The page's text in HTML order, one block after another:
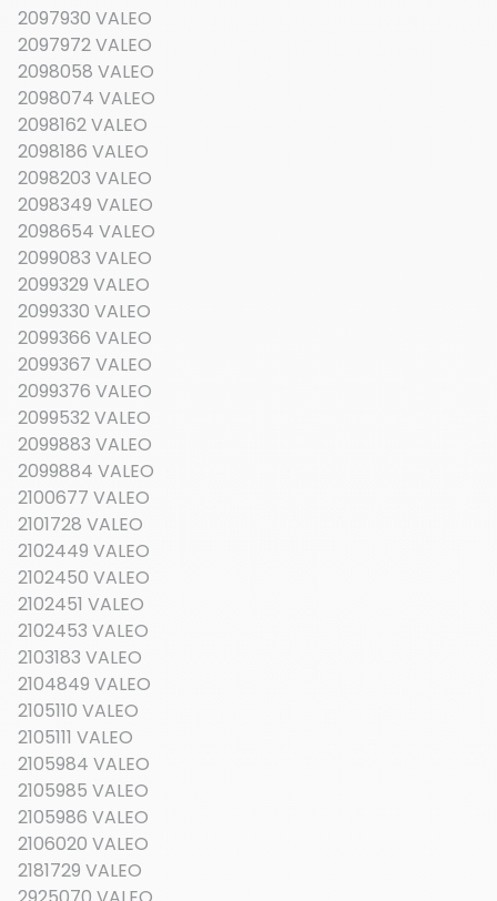
2097930 VALEO
2097972 VALEO
2098058 VALEO
2098074 VALEO
2098162 VALEO
2098186 VALEO
2098203 VALEO
2098349 VALEO
2098654 VALEO
2099083 VALEO
2099329 VALEO
2099330 VALEO
2099366 VALEO
2099367 VALEO
2099376 VALEO
2099532 VALEO
2099883 VALEO
2099884 VALEO
2100677 VALEO
2101728 VALEO
2102449 VALEO
2102450 VALEO
2102451 VALEO
2102453 VALEO
2103183 VALEO
2104849 VALEO
2105110 VALEO
2105111 VALEO
2105984 VALEO
2105985 VALEO
2105986 VALEO
2106020 VALEO
2181729 VALEO